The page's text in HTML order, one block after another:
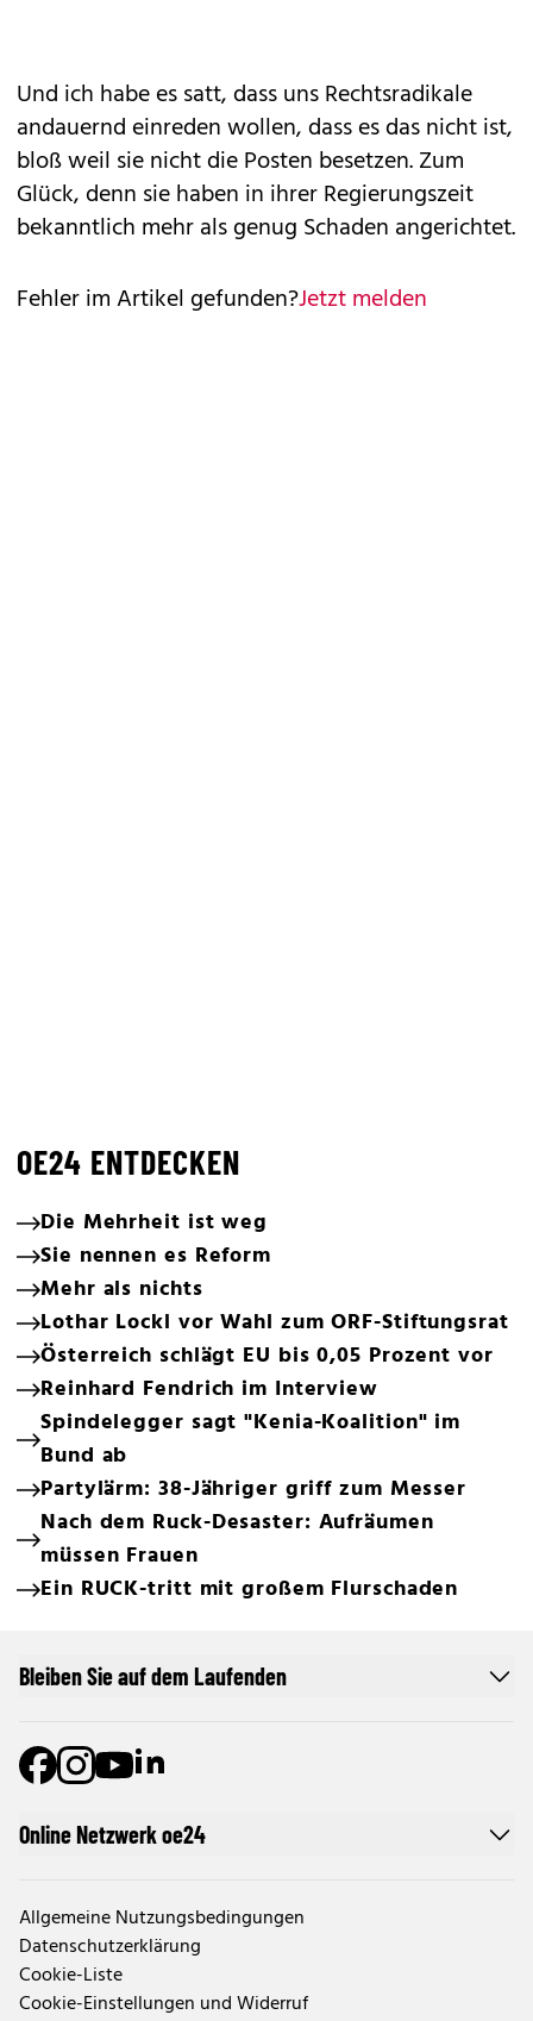
Und ich habe es satt, dass uns Rechtsradikale
andauernd einreden wollen, dass es das nicht ist,
bloß weil sie nicht die Posten besetzen. Zum
Glück, denn sie haben in ihrer Regierungszeit
bekanntlich mehr als genug Schaden angerichtet.
Fehler im Artikel gefunden?Jetzt melden
OE24 ENTDECKEN
Die Mehrheit ist weg
Sie nennen es Reform
Mehr als nichts
Lothar Lockl vor Wahl zum ORF-Stiftungsrat
Österreich schlägt EU bis 0,05 Prozent vor
Reinhard Fendrich im Interview
Spindelegger sagt "Kenia-Koalition" im
Bund ab
Partylärm: 38-Jähriger griff zum Messer
Nach dem Ruck-Desaster: Aufräumen
müssen Frauen
Ein RUCK-tritt mit großem Flurschaden
Online Netzwerk oe24
Allgemeine Nutzungsbedingungen
Datenschutzerklärung
Cookie-Liste
Cookie-Einstellungen und Widerruf
Bleiben Sie auf dem Laufenden